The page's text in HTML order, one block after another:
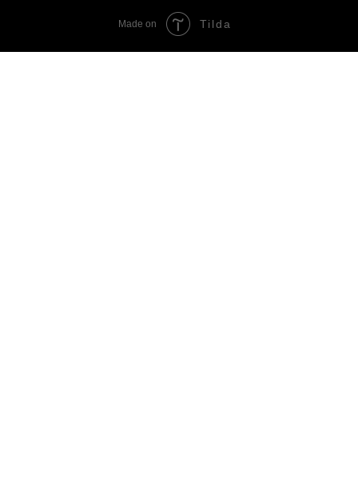
Made on Tilda